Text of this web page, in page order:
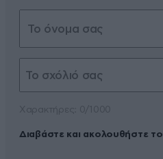
Διαβάστε και ακολουθήστε